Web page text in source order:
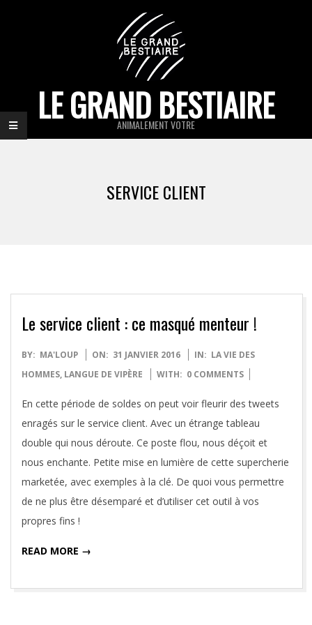
LE GRAND BESTIAIRE
ANIMALEMENT VOTRE
SERVICE CLIENT
Le service client : ce masqué menteur !
2016-
01-
BY: MA'LOUP ON: 31 JANVIER 2016 IN: LA VIE DES
HOMMES, LANGUE DE VIPÈRE WITH: 0 COMMENTS
En cette période de soldes on peut voir fleurir des tweets
enragés sur le service client. Avec un étrange tableau
double qui nous déroute. Ce poste flou, nous déçoit et
nous enchante. Petite mise en lumière de cette supercherie
marketée, avec exemples à la clé. De quoi vous permettre
de ne plus être désemparé et d’utiliser cet outil à vos
propres fins !
READ MORE →